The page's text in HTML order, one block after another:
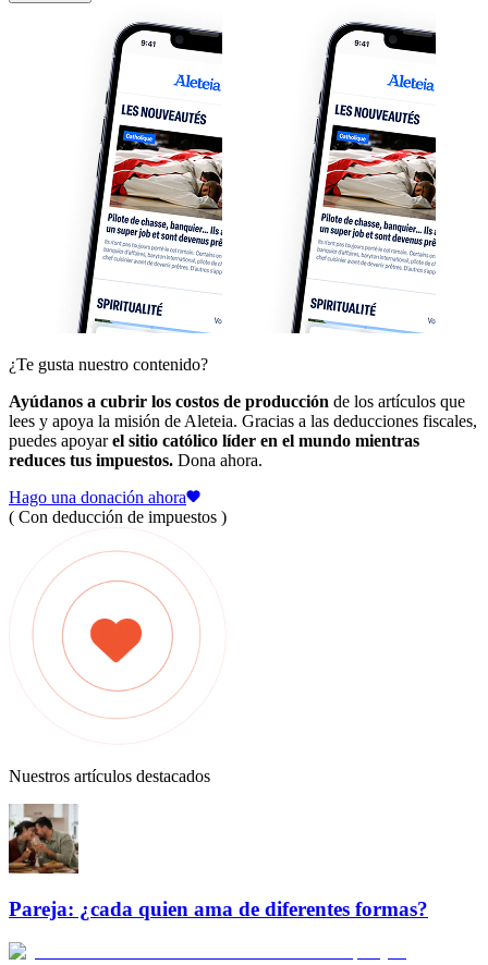
¿Te gusta nuestro contenido?
Ayúdanos a cubrir los costos de producción de los artículos que
lees y apoya la misión de Aleteia. Gracias a las deducciones fiscales,
puedes apoyarel sitio católico líder en el mundo mientras
reduces tus impuestos. Dona ahora.
Hago una donación ahora
( Con deducción de impuestos )
Nuestros artículos destacados
Pareja: ¿cada quien ama de diferentes formas?